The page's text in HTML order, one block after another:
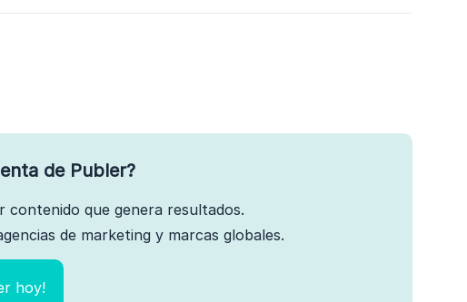
de Publer?
que genera resultados.
de marketing y marcas globales.
hoy!